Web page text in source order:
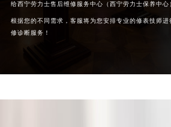
给西宁劳力士售后维修服务中心（西宁劳力士保养中心
根据您的不同需求，客服将为您安排专业的修表技师
修诊断服务！